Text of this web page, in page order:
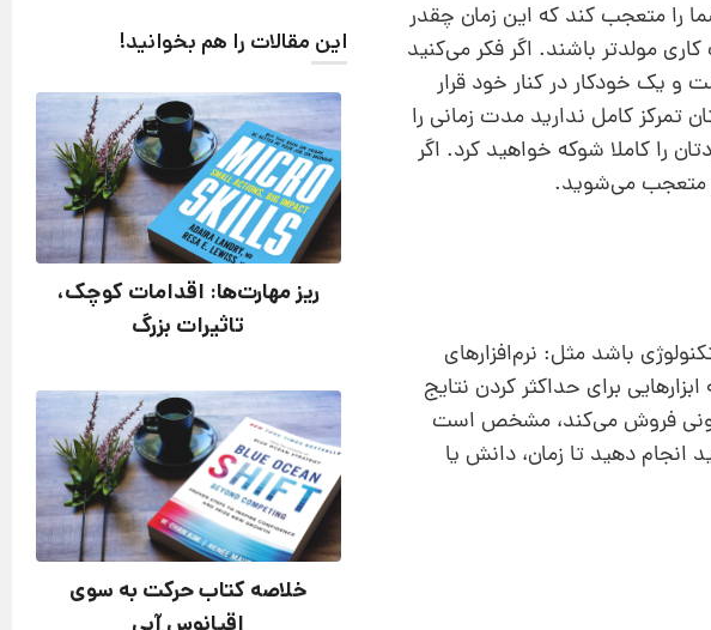
را متعجب کند که این زمان چقدر
می‌توانند بین ۵ تا ۱۰ برابر در هر ساعت کاری مولدتر باشند. اگر فکر می‌کنید
و یک خودکار در کنار خود قرار
کامل ندارید مدت زمانی را
را کاملا شوکه خواهید کرد. اگر
متعجب می‌شوید.
باشد مثل: نرم‌افزار‌های
برای حداکثر کردن نتایج
فروش می‌کند، مشخص است
دهید تا زمان، دانش یا
این مقالات را هم بخوانید!
ریز مهارت‌ها: اقدامات کوچک،
تاثیرات بزرگ
خلاصه کتاب حرکت به سوی